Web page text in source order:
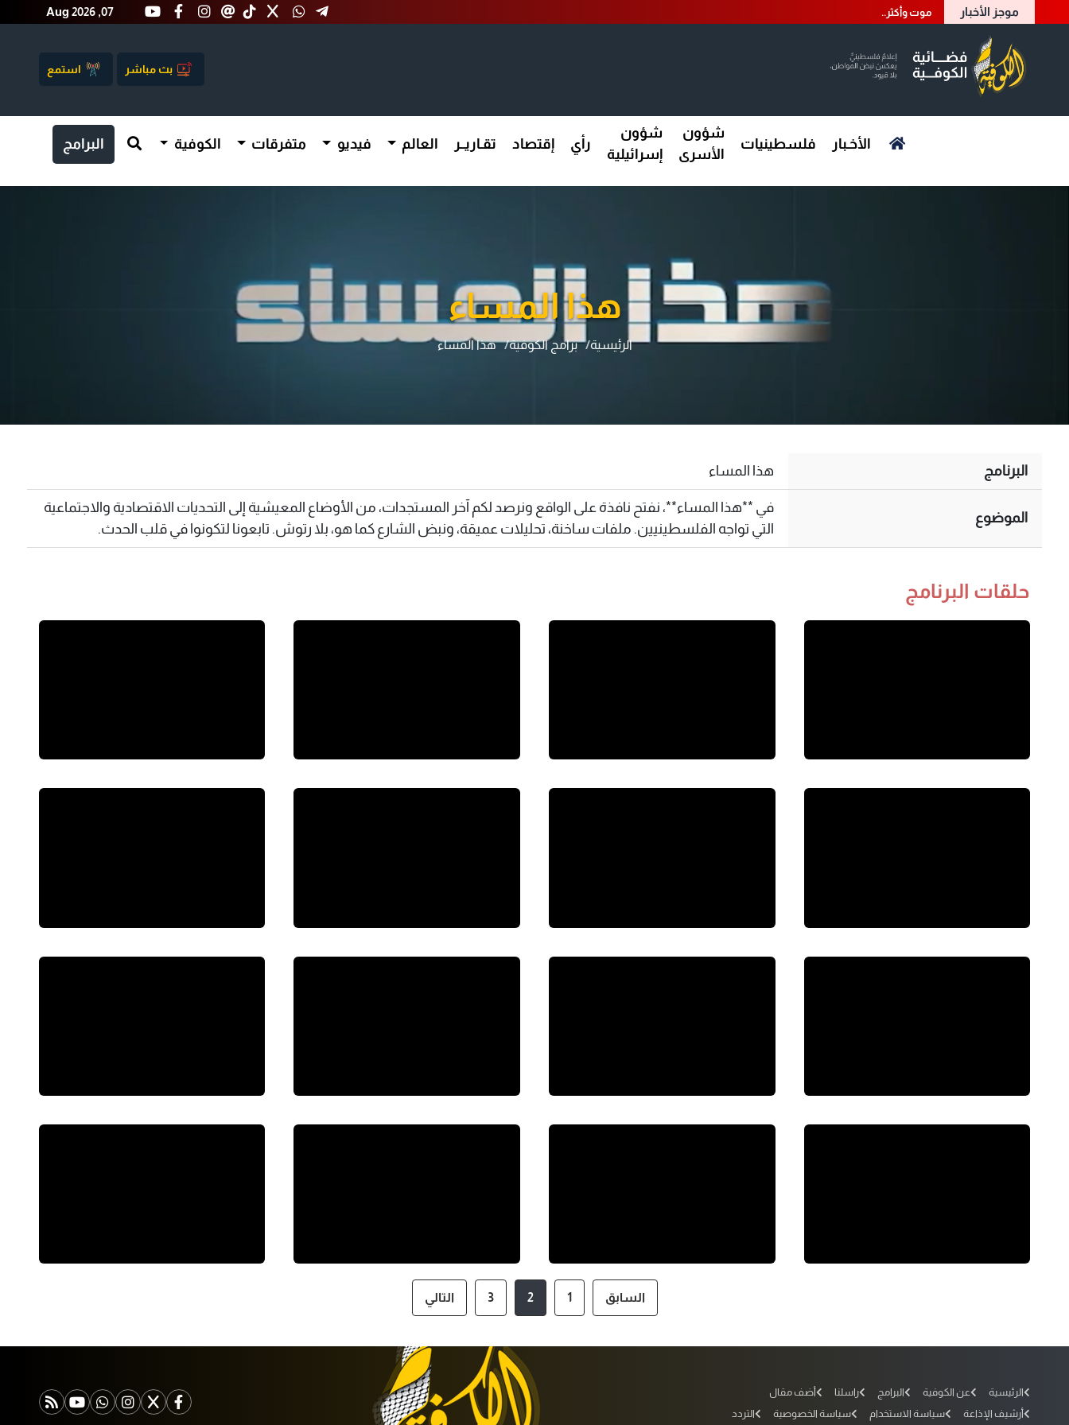
موجز الأخبار موت وأكثر.. Aug 2026 ,07
بث مباشر استمع
الأخـبار فلسطينيات
شؤون
الأسرى
شؤون
إسرائيلية
رأي إقتصاد تقـاريــر العالم فيديو متفرقات الكوفية البرامج
هذا المساء
الرئيسية برامج الكوفية هذا المساء
البرنامج هذا المساء
الموضوع
في **هذا المساء**، نفتح نافذة على الواقع ونرصد لكم آخر المستجدات، من الأوضاع المعيشية إلى التحديات الاقتصادية والاجتماعية
التي تواجه الفلسطينيين. ملفات ساخنة، تحليلات عميقة، ونبض الشارع كما هو، بلا رتوش. تابعونا لتكونوا في قلب الحدث.
حلقات البرنامج
السابق 1
2
3 التالي
الرئيسية عن الكوفية البرامج راسلنا
أضف مقال
أرشيف الإذاعة
سياسة الاستخدام سياسة الخصوصية التردد